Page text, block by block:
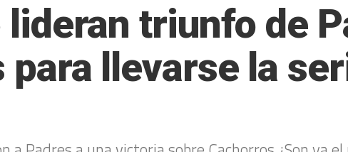
triunfo de
llevarse la